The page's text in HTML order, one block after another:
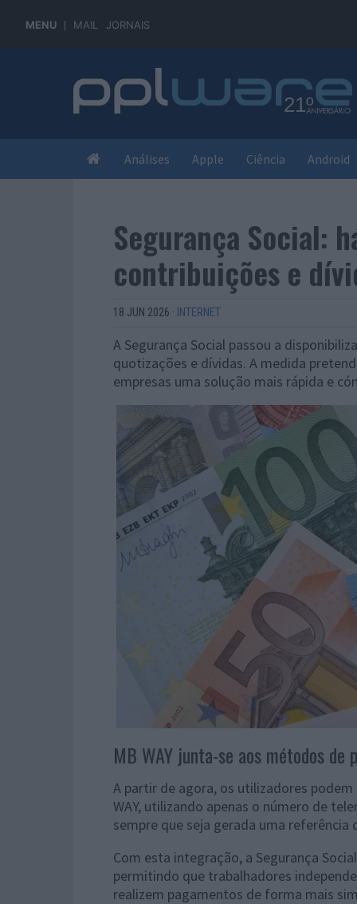
MENU MAIL JORNAIS
Análises Apple Ciência Android
Segurança Social:
contribuições e
18 JUN 2026 · INTERNET
A Segurança Social passou a
quotizações e dívidas. A medida
empresas uma solução mais rápida e
MB WAY junta-se aos métodos de
A partir de agora, os utilizadores
WAY, utilizando apenas o número de
sempre que seja gerada uma
Com esta integração, a Segurança
permitindo que trabalhadores
realizem pagamentos de forma mais